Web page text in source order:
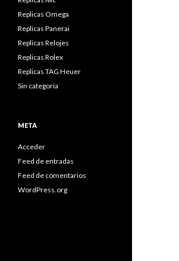
Replicas Omega
Replicas Panerai
Replicas Relojes
Replicas Rolex
Replicas TAG Heuer
Sin categoría
META
Acceder
Feed de entradas
Feed de comentarios
WordPress.org